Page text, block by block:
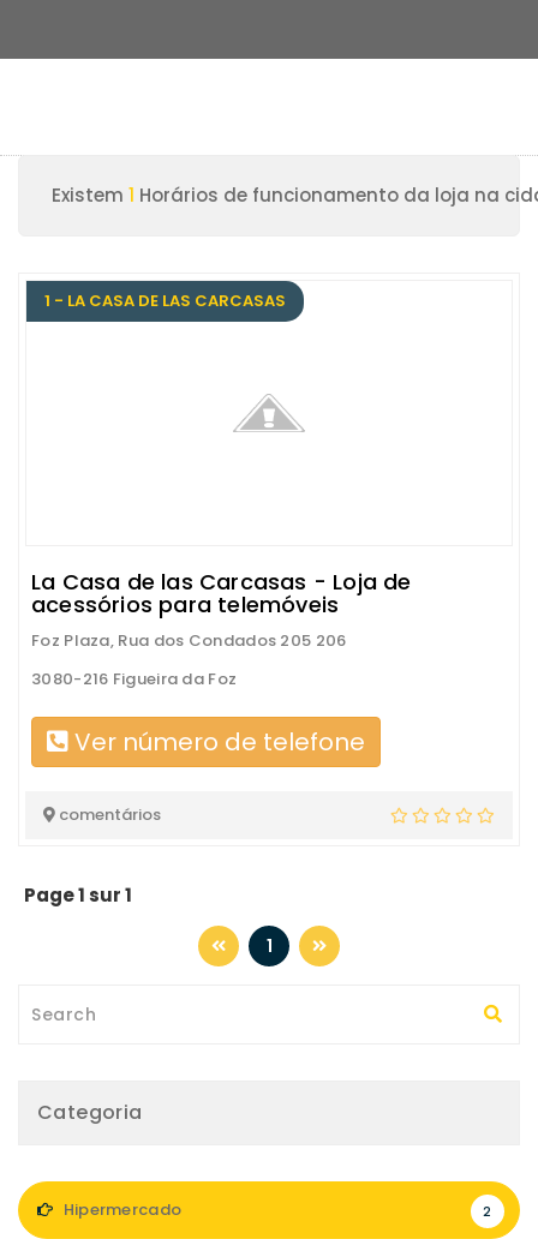
Existem 1 Horários de funcionamento da loja na
1 - LA CASA DE LAS CARCASAS
La Casa de las Carcasas - Loja de
acessórios para telemóveis
Foz Plaza, Rua dos Condados 205 206
3080-216 Figueira da Foz
Ver número de telefone
comentários
Page 1 sur 1
1
Categoria
Hipermercado 2